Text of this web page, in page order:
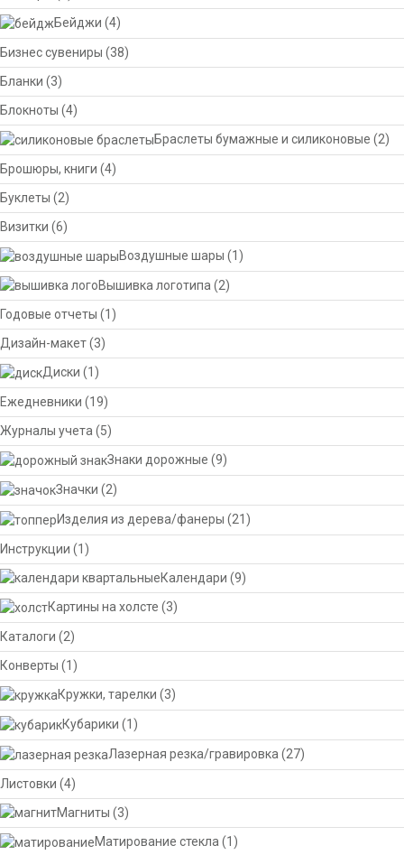
Бейджи (4)
Бизнес сувениры (38)
Бланки (3)
Блокноты (4)
Браслеты бумажные и силиконовые (2)
Брошюры, книги (4)
Буклеты (2)
Визитки (6)
Воздушные шары (1)
Вышивка логотипа (2)
Годовые отчеты (1)
Дизайн-макет(3)
Диски (1)
Ежедневники (19)
Журналы учета (5)
Знаки дорожные (9)
Значки (2)
Изделия из дерева/фанеры (21)
Инструкции (1)
Календари (9)
Картины на холсте (3)
Каталоги (2)
Конверты (1)
Кружки, тарелки (3)
Кубарики (1)
Лазерная резка/гравировка (27)
Листовки (4)
Магниты (3)
Матирование стекла(1)